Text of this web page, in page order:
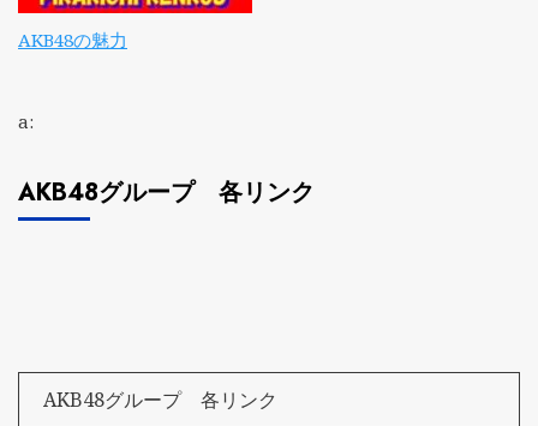
AKB48の魅力
a:
AKB48グループ 各リンク
AKB48グループ 各リンク